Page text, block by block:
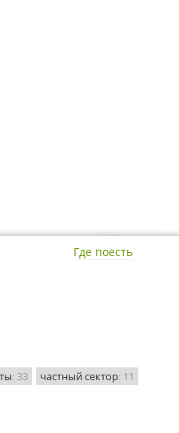
Где поесть
: 33 частный сектор: 11